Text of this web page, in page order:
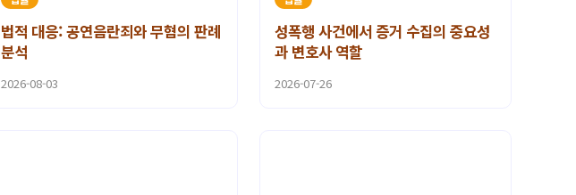
법적 대응: 공연음란죄와 무혐의 판례
분석
2026-08-03
성폭행 사건에서 증거 수집의 중요성
과 변호사 역할
2026-07-26